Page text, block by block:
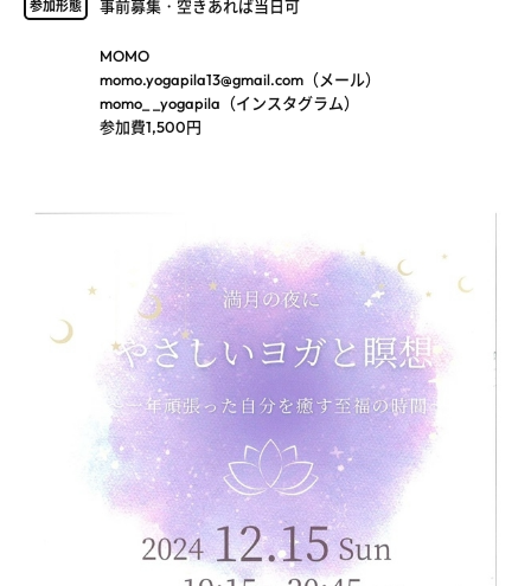
参加形態 事前募集・空きあれば当日可
MOMO
momo.yogapila13@gmail.com（メール）
momo_ _yogapila（インスタグラム）
参加費1,500円